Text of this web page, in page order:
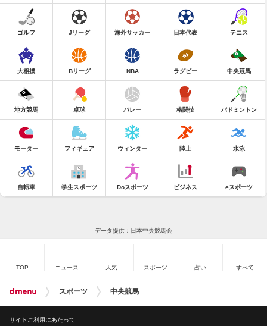
ゴルフ Jリーグ 海外サッカー 日本代表 テニス
大相撲 Bリーグ NBA ラグビー 中央競馬
地方競馬 卓球 バレー 格闘技 バドミントン
モーター フィギュア ウィンター 陸上 水泳
自転車 学生スポーツ Doスポーツ ビジネス eスポーツ
データ提供：日本中央競馬会
TOP ニュース 天気 スポーツ 占い すべて
スポーツ 中央競馬
サイトご利用にあたって